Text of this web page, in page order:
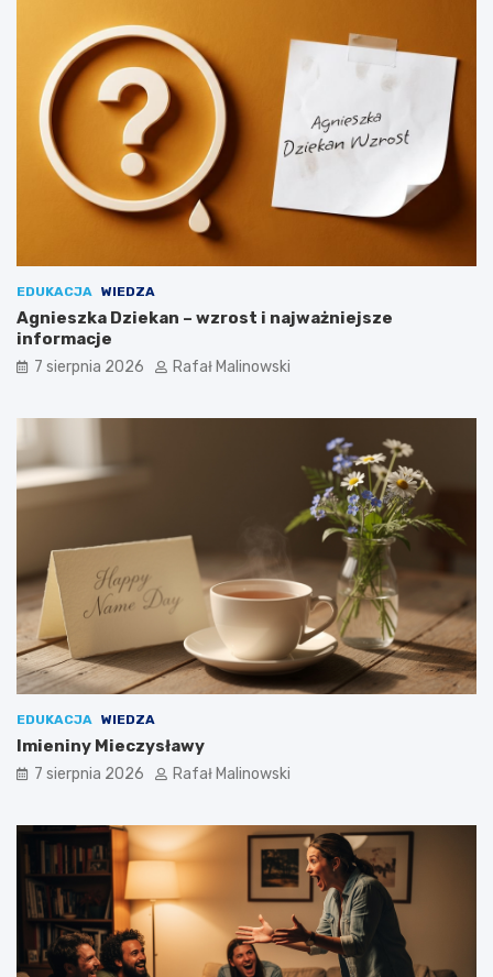
EDUKACJA WIEDZA
Agnieszka Dziekan – wzrost i najważniejsze
informacje
7 sierpnia 2026 Rafał Malinowski
EDUKACJA WIEDZA
Imieniny Mieczysławy
7 sierpnia 2026 Rafał Malinowski